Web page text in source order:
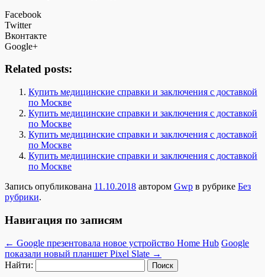
Facebook
Twitter
Вконтакте
Google+
Related posts:
Купить медицинские справки и заключения с доставкой
по Москве
Купить медицинские справки и заключения с доставкой
по Москве
Купить медицинские справки и заключения с доставкой
по Москве
Купить медицинские справки и заключения с доставкой
по Москве
Запись опубликована 11.10.2018 автором Gwp в рубрике Без
рубрики.
Навигация по записям
← Google презентовала новое устройство Home Hub Google
показали новый планшет Pixel Slate →
Найти: